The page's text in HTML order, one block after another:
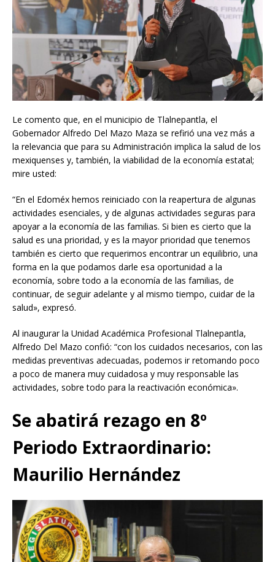
Le comento que, en el municipio de Tlalnepantla, el
Gobernador Alfredo Del Mazo Maza se refirió una vez más a
la relevancia que para su Administración implica la salud de los
mexiquenses y, también, la viabilidad de la economía estatal;
mire usted:
“En el Edoméx hemos reiniciado con la reapertura de algunas
actividades esenciales, y de algunas actividades seguras para
apoyar a la economía de las familias. Si bien es cierto que la
salud es una prioridad, y es la mayor prioridad que tenemos
también es cierto que requerimos encontrar un equilibrio, una
forma en la que podamos darle esa oportunidad a la
economía, sobre todo a la economía de las familias, de
continuar, de seguir adelante y al mismo tiempo, cuidar de la
salud», expresó.
Al inaugurar la Unidad Académica Profesional Tlalnepantla,
Alfredo Del Mazo confió: “con los cuidados necesarios, con las
medidas preventivas adecuadas, podemos ir retomando poco
a poco de manera muy cuidadosa y muy responsable las
actividades, sobre todo para la reactivación económica».
Se abatirá rezago en 8º
Periodo Extraordinario:
Maurilio Hernández